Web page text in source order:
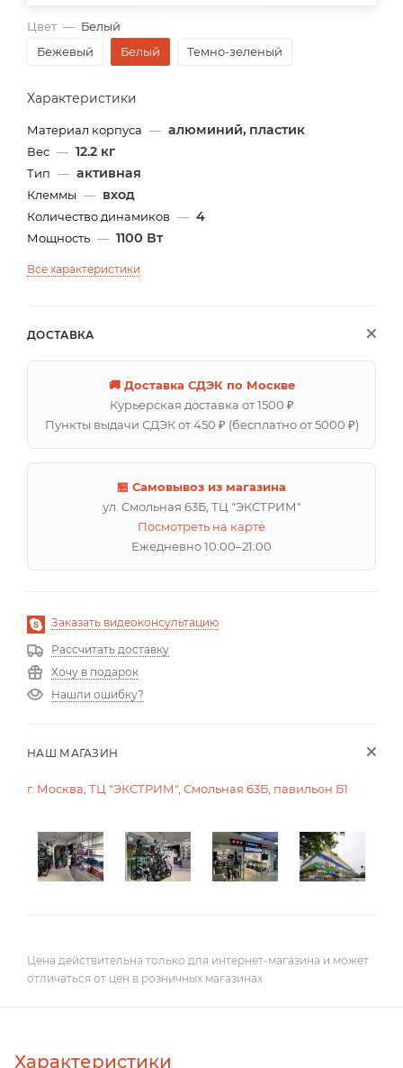
Цвет — Белый
Бежевый
Белый Темно-зеленый
Характеристики
Материал корпуса — алюминий, пластик
Вес — 12.2 кг
Тип — активная
Клеммы — вход
Количество динамиков — 4
Мощность — 1100 Вт
Все характеристики
ДОСТАВКА
🚚 Доставка СДЭК по Москве
Курьерская доставка от 1500 ₽
Пункты выдачи СДЭК от 450 ₽ (бесплатно от 5000 ₽)
🏪 Самовывоз из магазина
ул. Смольная 63Б, ТЦ "ЭКСТРИМ"
Посмотреть на карте
Ежедневно 10:00–21:00
Заказать видеоконсультацию
Рассчитать доставку
Хочу в подарок
Нашли ошибку?
НАШ МАГАЗИН
г. Москва, ТЦ "ЭКСТРИМ", Смольная 63Б, павильон Б1
Цена действительна только для интернет-магазина и может
отличаться от цен в розничных магазинах
Характеристики